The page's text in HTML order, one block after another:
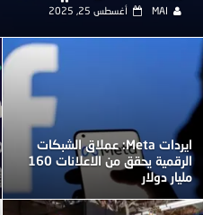
أغسطس 25, 2025
ايردات Meta: عملاق الشبكات
الرقمية يحقق من الاعلانات 160
مليار دولار